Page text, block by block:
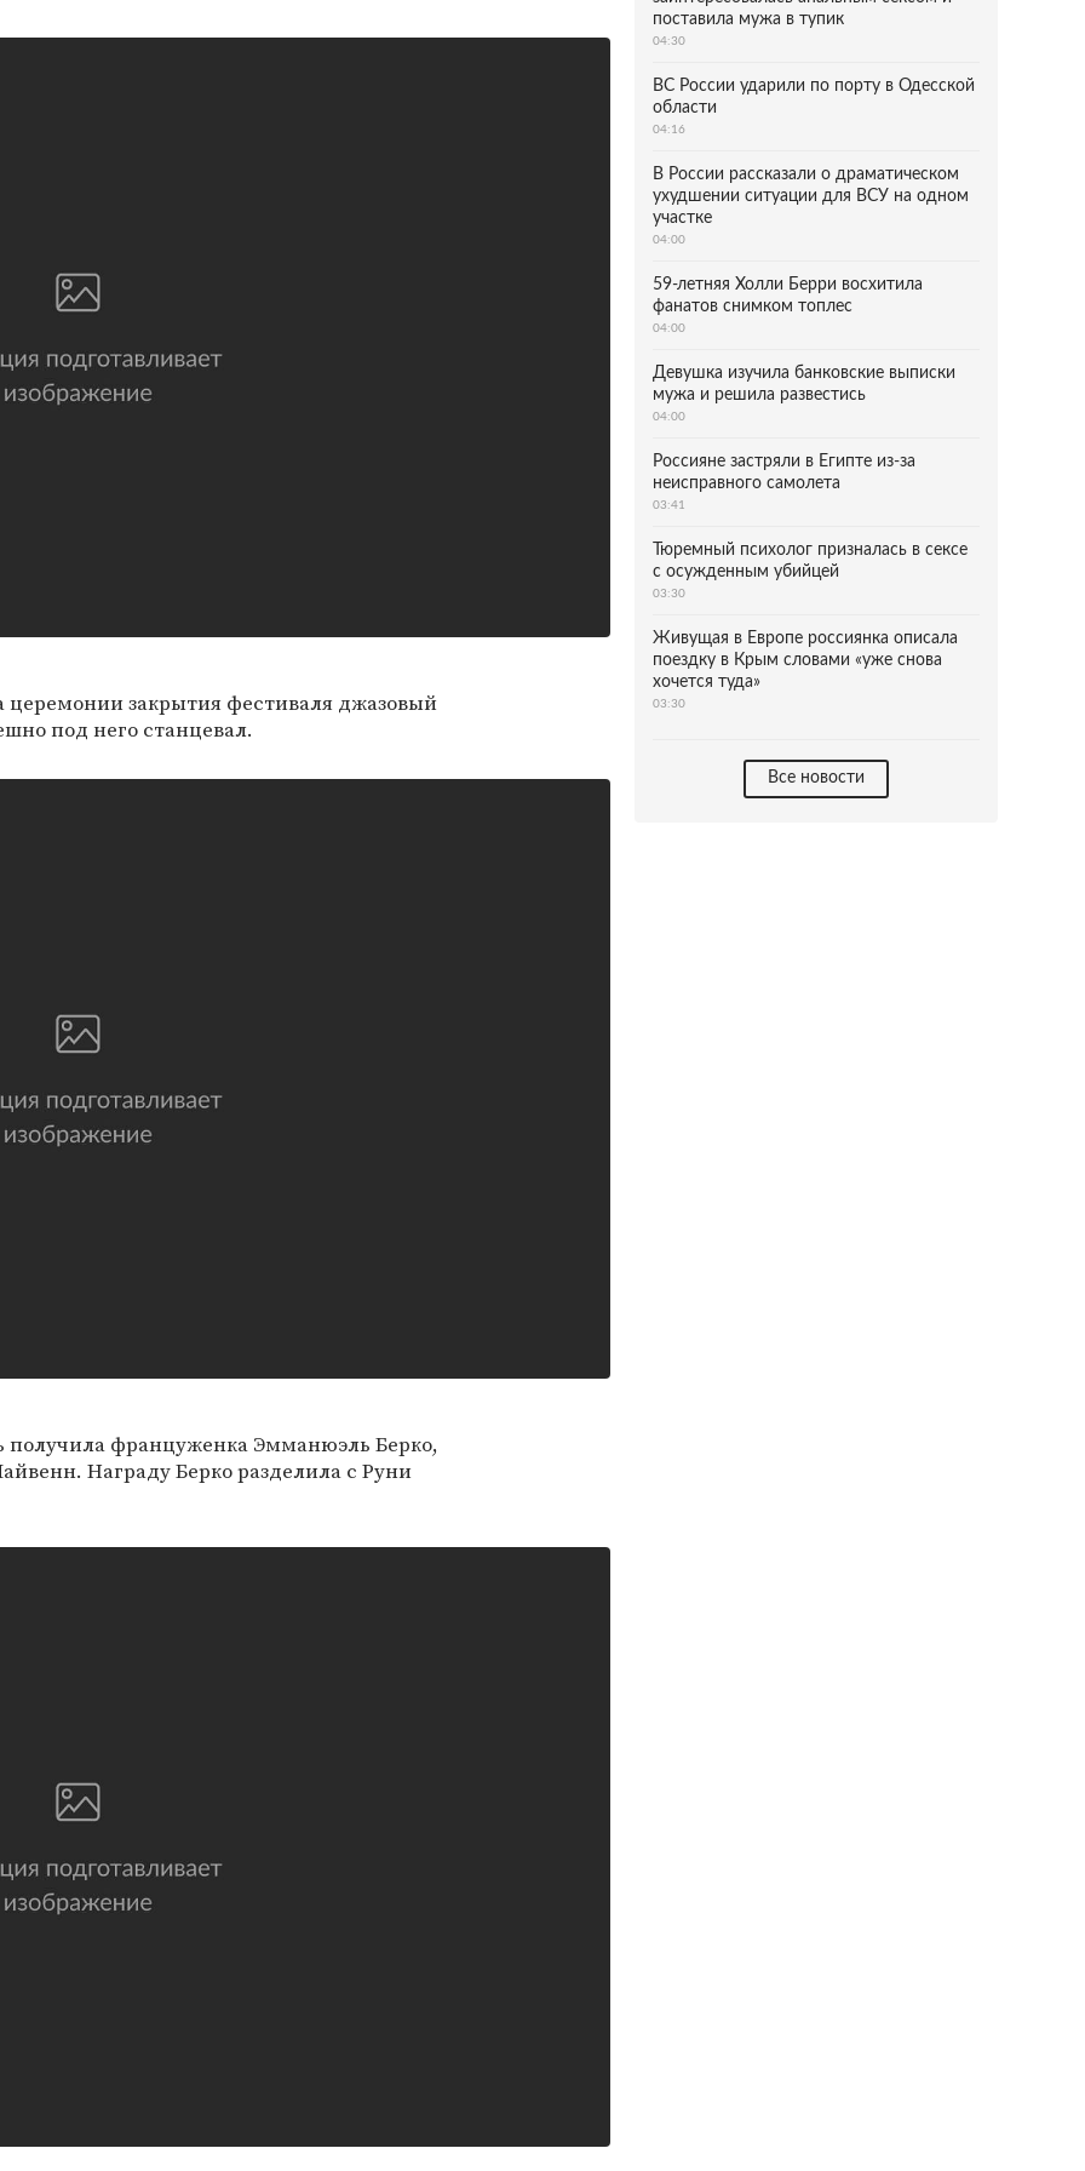
закрытия фестиваля джазовый
под него станцевал.
француженка Эмманюэль Берко,
Награду Берко разделила с Руни
поставила мужа в тупик
04:30
ВС России ударили по порту в Одесской
области
04:16
В России рассказали о драматическом
ухудшении ситуации для ВСУ на одном
участке
04:00
59-летняя Холли Берри восхитила
фанатов снимком топлес
04:00
Девушка изучила банковские выписки
мужа и решила развестись
04:00
Россияне застряли в Египте из-за
неисправного самолета
03:41
Тюремный психолог призналась в сексе
с осужденным убийцей
03:30
Живущая в Европе россиянка описала
поездку в Крым словами «уже снова
хочется туда»
03:30
Все новости